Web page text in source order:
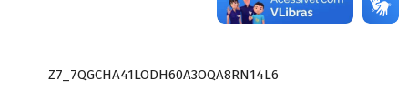
Z7_7QGCHA41LODH60A3OQA8RN14L6